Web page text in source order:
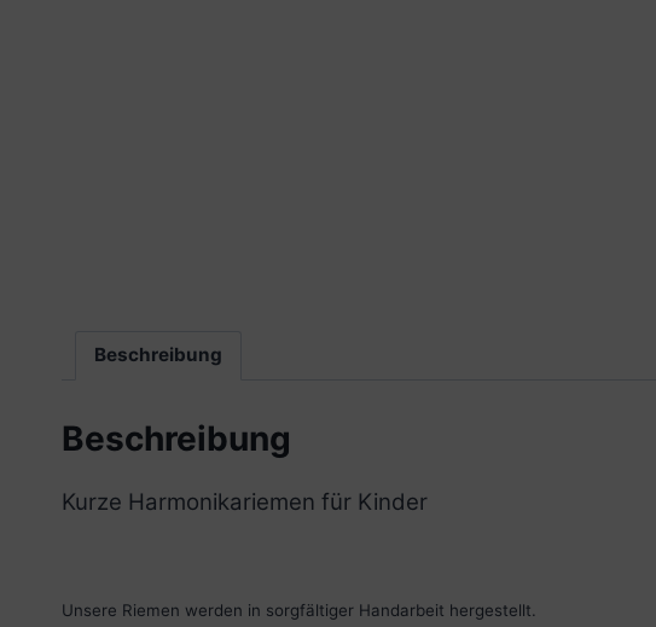
Beschreibung
Beschreibung
Kurze Harmonikariemen für Kinder
Unsere Riemen werden in sorgfältiger Handarbeit hergestellt.